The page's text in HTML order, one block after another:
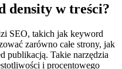
density w treści?
SEO, takich jak keyword
zarówno całe strony, jak
publikacją. Takie narzędzia
i procentowego